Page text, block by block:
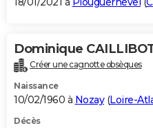
Dominique
Créer une cagnotte obsèques
Naissance
10/02/1960 à Nozay(Loire-
Décès